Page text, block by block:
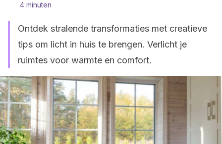
4 minuten
Ontdek stralende transformaties met creatieve
tips om licht in huis te brengen. Verlicht je
ruimtes voor warmte en comfort.